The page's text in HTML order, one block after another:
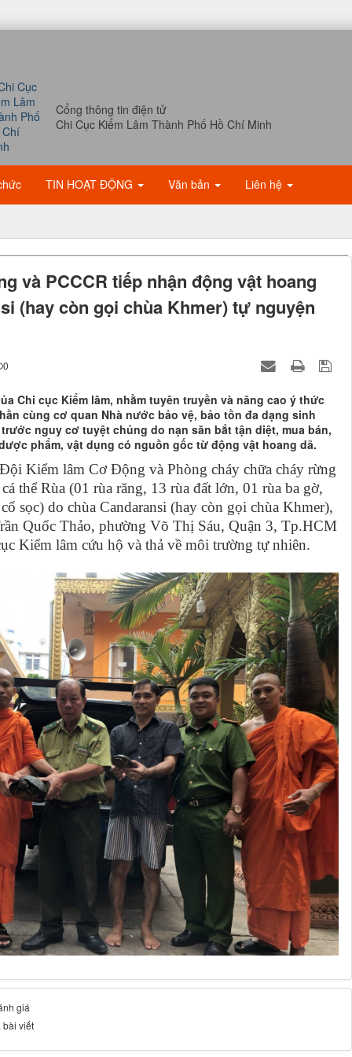
Cổng thông tin điện tử
Chi Cục Kiểm Lâm Thành Phố Hồ Chí Minh
TIN HOẠT ĐỘNG Văn bản Liên hệ
và PCCCR tiếp nhận động vật hoang
(hay còn gọi chùa Khmer) tự nguyện
0
Chi cục Kiểm lâm, nhằm tuyên truyền và nâng cao ý thức
cùng cơ quan Nhà nước bảo vệ, bảo tồn đa dạng sinh
nguy cơ tuyệt chủng do nạn săn bắt tận diệt, mua bán,
phẩm, vật dụng có nguồn gốc từ động vật hoang dã.
Kiểm lâm Cơ Động và Phòng cháy chữa cháy rừng
thể Rùa (01 rùa răng, 13 rùa đất lớn, 01 rùa ba gờ,
sọc) do chùa Candaransi (hay còn gọi chùa Khmer),
Quốc Thảo, phường Võ Thị Sáu, Quận 3, Tp.HCM
Kiểm lâm cứu hộ và thả về môi trường tự nhiên.
giá
bài viết